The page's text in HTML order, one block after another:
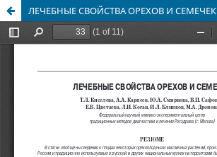
ЛЕЧЕБНЫЕ СВОЙСТВА ОРЕХОВ И СЕМЕЧЕК